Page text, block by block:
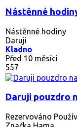
Nástěnné
Nástěnné hodiny
Daruji
Kladno
Před 10 měsíci
557
Daruji pouzdro
Rezervováno